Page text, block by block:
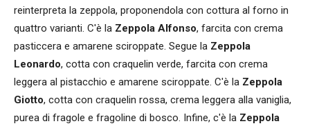
reinterpreta la zeppola, proponendola con cottura al forno in
quattro varianti. C'è la Zeppola Alfonso, farcita con crema
pasticcera e amarene sciroppate. Segue la Zeppola
Leonardo, cotta con craquelin verde, farcita con crema
leggera al pistacchio e amarene sciroppate. C'è la Zeppola
Giotto, cotta con craquelin rossa, crema leggera alla vaniglia,
purea di fragole e fragoline di bosco. Infine, c'è la Zeppola